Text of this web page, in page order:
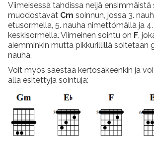
Viimeisessä tahdissa neljä ensimmäistä
muodostavat Cm soinnun, jossa 3.
etusormella, 5. nauha nimettömällä ja
keskisormella. Viimeinen sointu on F,
aiemminkin mutta pikkurillillä soitetaan
nauha,
Voit myös säestää kertosäkeenkin ja
alla esitettyjä sointuja: